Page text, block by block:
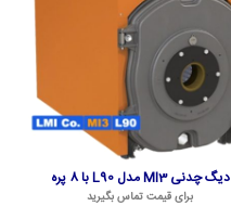
دیگ چدنی MI3 مدل L90 با 8 پره
برای قیمت تماس بگیرید